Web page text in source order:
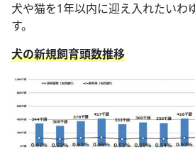
犬や猫を1年以内に迎え入れたいわ
す。
犬の新規飼育頭数推移